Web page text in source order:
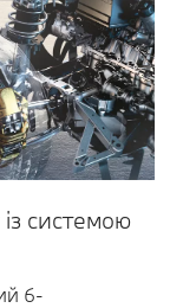
системою
6-